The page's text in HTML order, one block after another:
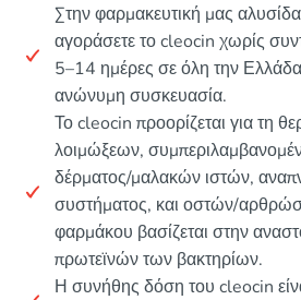
Στην φαρμακευτική μας
αγοράσετε το cleocin χωρίς
5–14 ημέρες σε όλη την Ελλάδα.
ανώνυμη συσκευασία.
Το cleocin προορίζεται για τη
λοιμώξεων,
δέρματος/μαλακών ιστών,
συστήματος, και οστών/
φαρμάκου βασίζεται στην
πρωτεϊνών των βακτηρίων.
Η συνήθης δόση του cleocin